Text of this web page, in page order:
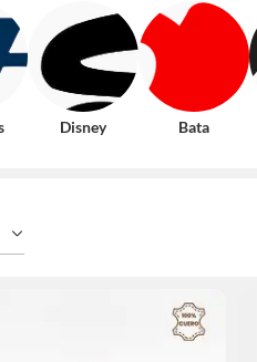
Disney Bata